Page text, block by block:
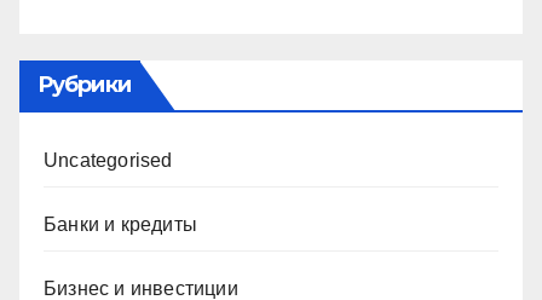
Рубрики
Uncategorised
Банки и кредиты
Бизнес и инвестиции